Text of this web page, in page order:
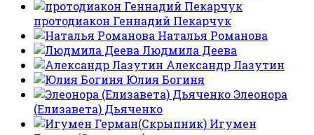
протодиакон Геннадий Пекарчук
Наталья Романова
Людмила Деева
Александр Лазутин
Юлия Богиня
Элеонора
(Елизавета) Дьяченко
Игумен